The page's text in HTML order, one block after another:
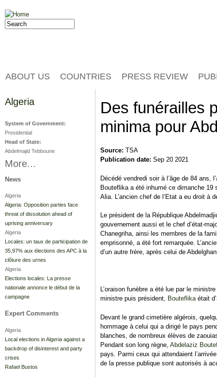
Jump to navigation
Search form
Search
Des funérailles
minima pour
Source: TSA
Publication date: Sep 20 2021
Décédé vendredi soir à l’âge de 84 ans,
Bouteflika a été inhumé ce dimanche 19
Alia. L’ancien chef de l’Etat a eu droit à
Le président de la République
gouvernement aussi et le chef d’état-
Chanegriha, ainsi les membres de la
emprisonné, a été fort remarquée.
d’un autre frère, après celui de
L’oraison funèbre a été lue par le
ministre puis président, Bouteflikaétait
Devant le grand cimetière algérois,
hommage à celui qui a dirigé le pays
blanches, de nombreux élèves de
Pendant son long règne, Abdelaziz
pays. Parmi ceux qui attendaient
de la presse publique sont autorisés à
ABOUT US COUNTRIES PRESS REVIEW
Algeria
System of Government:
Presidential
Head of State:
Abdelmajid Tebboune
More...
News
Algeria
Algeria: Opposition parties face
threat of dissolution ahead of
uprising anniversary
Algeria
Locales: un taux de participation de
35,97% aux élections des APC à la
clôture des urnes
Algeria
Elections locales: La presse
nationale annonce le début de la
campagne
Expert Comments
Algeria
Local elections in Algeria against a
backdrop of disinterest and party
crises
Rafael Bustos